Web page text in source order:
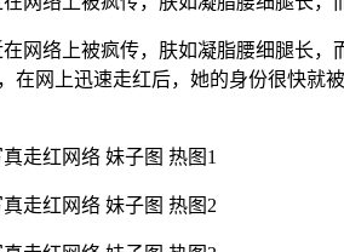
在网络上被疯传，肤如凝脂腰细腿长
网上迅速走红后，她的身份很快就